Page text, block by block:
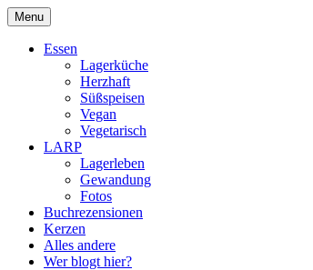
Skip
to
content
DragonDanielas
Menu
Essen
Lagerküche
Herzhaft
Süßspeisen
Vegan
Vegetarisch
LARP
Lagerleben
Gewandung
Fotos
Buchrezensionen
Kerzen
Alles andere
Wer blogt hier?